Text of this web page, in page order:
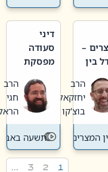
–
בין
הרב
יחזקאל
בוצ'קו
דיני
סעודה
מפסקת
תשעה
באב
הרב
חגי
הראל
תשעה באב